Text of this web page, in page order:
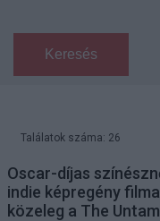
Keresés
Találatok száma: 26
Oscar-díjas
indie képregény
közeleg a The